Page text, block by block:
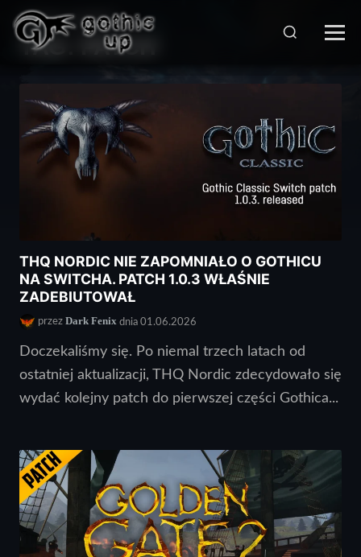
STRONA GŁÓWNA >
TAG: PATCH
THQ NORDIC NIE ZAPOMNIAŁO O GOTHICU
NA SWITCHA. PATCH 1.0.3 WŁAŚNIE
ZADEBIUTOWAŁ
przez Dark Fenix dnia 01.06.2026
Doczekaliśmy się. Po niemal trzech latach od
ostatniej aktualizacji, THQ Nordic zdecydowało się
wydać kolejny patch do pierwszej części Gothica...